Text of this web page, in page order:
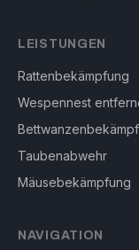
LEISTUNGEN
Rattenbekämpfung
Wespennest
Taubenabwehr
Mäusebekämpfung
NAVIGATION